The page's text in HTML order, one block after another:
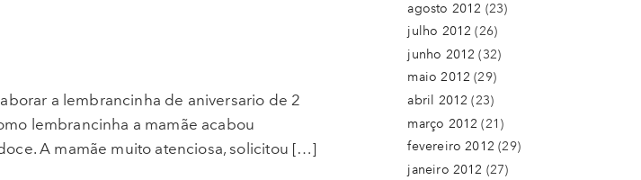
a lembrancinha de aniversario de 2
lembrancinha a mamãe acabou
A mamãe muito atenciosa, solicitou […]
agosto 2012 (23)
julho 2012 (26)
junho 2012 (32)
maio 2012 (29)
abril 2012 (23)
março 2012 (21)
fevereiro 2012 (29)
janeiro 2012 (27)